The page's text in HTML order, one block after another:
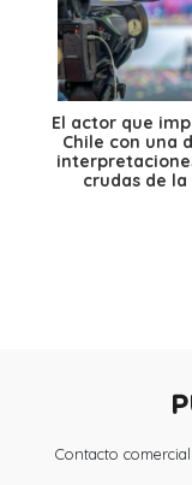
El actor que
Chile con una
crudas de la
Contacto comercial